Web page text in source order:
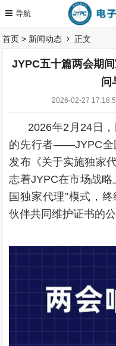
首页 > 新闻动态 正文
JYPC五十篇两会期
问
2026-02-27
2026年2月24日
的先行者——JYPC全
发布《关于实施独家
志着JYPC在市场战略
国独家代理”模式，
伙伴共同维护证书的